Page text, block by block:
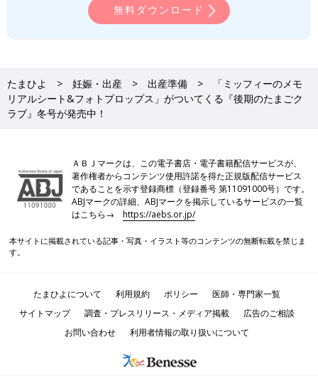
無料ダウンロード
たまひよ 妊娠・出産 出産準備
「ミッフィーのメモ
リアルシート&フォトプロップス」がついてくる『後期のたまごク
ラブ』冬号が発売中！
ＡＢＪマークは、この電子書店・電子書籍配信サービスが、
著作権者からコンテンツ使用許諾を得た正規版配信サービス
であることを示す登録商標（登録番号 第11091000号）です。
ABJマークの詳細、ABJマークを掲示しているサービスの一覧
はこちら→https://aebs.or.jp/
本サイトに掲載されている記事・写真・イラスト等のコンテンツの無断転載を禁じま
す。
たまひよについて 利用規約 ポリシー
医師・専門家一覧
サイトマップ
調査・プレスリリース・メディア掲載
広告のご相談
お問い合わせ
利用者情報の取り扱いについて